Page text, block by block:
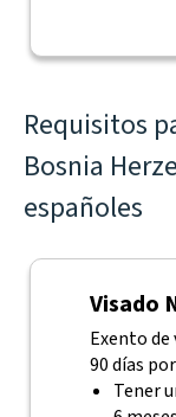
Requisitos
Bosnia
españoles
Visado
Exento de
90 días
Tener